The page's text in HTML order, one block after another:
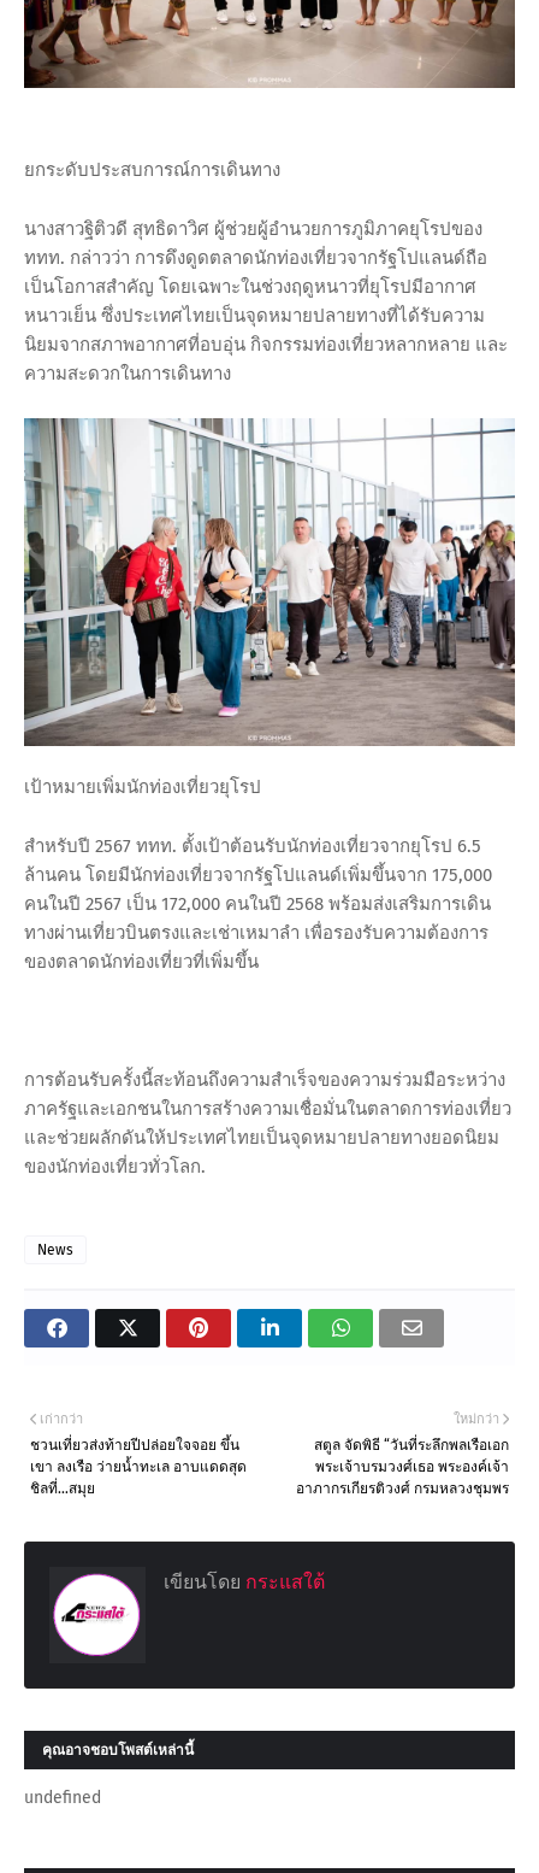
ยกระดับประสบการณ์การเดินทาง
นางสาวฐิติวดี สุทธิดาวิศ ผู้ช่วยผู้อำนวยการภูมิภาคยุโรปของ
ททท. กล่าวว่า การดึงดูดตลาดนักท่องเที่ยวจากรัฐโปแลนด์ถือ
เป็นโอกาสสำคัญ โดยเฉพาะในช่วงฤดูหนาวที่ยุโรปมีอากาศ
หนาวเย็น ซึ่งประเทศไทยเป็นจุดหมายปลายทางที่ได้รับความ
นิยมจากสภาพอากาศที่อบอุ่น กิจกรรมท่องเที่ยวหลากหลาย และ
ความสะดวกในการเดินทาง
เป้าหมายเพิ่มนักท่องเที่ยวยุโรป
สำหรับปี 2567 ททท. ตั้งเป้าต้อนรับนักท่องเที่ยวจากยุโรป 6.5
ล้านคน โดยมีนักท่องเที่ยวจากรัฐโปแลนด์เพิ่มขึ้นจาก 175,000
คนในปี 2567 เป็น 172,000 คนในปี 2568 พร้อมส่งเสริมการเดิน
ทางผ่านเที่ยวบินตรงและเช่าเหมาลำ เพื่อรองรับความต้องการ
ของตลาดนักท่องเที่ยวที่เพิ่มขึ้น
การต้อนรับครั้งนี้สะท้อนถึงความสำเร็จของความร่วมมือระหว่าง
ภาครัฐและเอกชนในการสร้างความเชื่อมั่นในตลาดการท่องเที่ยว
และช่วยผลักดันให้ประเทศไทยเป็นจุดหมายปลายทางยอดนิยม
ของนักท่องเที่ยวทั่วโลก.
News
ใหม่กว่า
สตูล จัดพิธี “วันที่ระลึกพลเรือเอก
พระเจ้าบรมวงศ์เธอ พระองค์เจ้า
อาภากรเกียรติวงศ์ กรมหลวงชุมพร
เก่ากว่า
ชวนเที่ยวส่งท้ายปีปล่อยใจจอย ขึ้น
เขา ลงเรือ ว่ายน้ำทะเล อาบแดดสุด
ชิลที่…สมุย
เขียนโดย กระแสใต้
คุณอาจชอบโพสต์เหล่านี้
undefined